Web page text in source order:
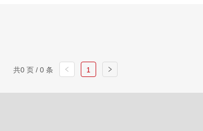
共0 页 / 0 条 1